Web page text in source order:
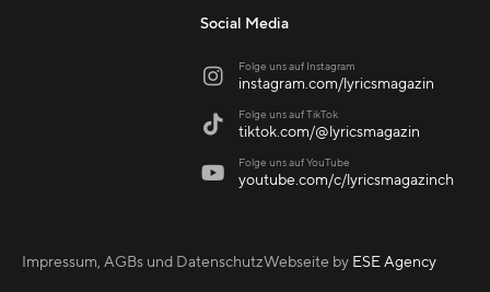
Social Media
 Folge uns auf Instagram
instagram.com/lyricsmagazin
 Folge uns auf TikTok
tiktok.com/@lyricsmagazin
 Folge uns auf YouTube
youtube.com/c/lyricsmagazinch
Impressum, AGBs und DatenschutzWebseite by ESE Agency